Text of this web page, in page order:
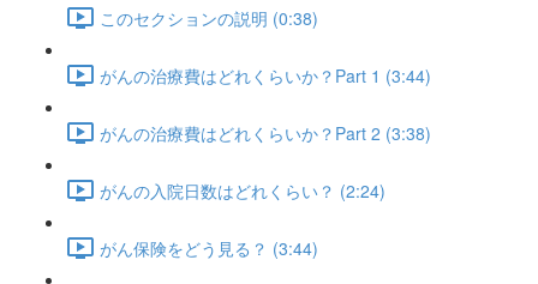
このセクションの説明 (0:38)
がんの治療費はどれくらいか？Part 1 (3:44)
がんの治療費はどれくらいか？Part 2 (3:38)
がんの入院日数はどれくらい？ (2:24)
がん保険をどう見る？ (3:44)